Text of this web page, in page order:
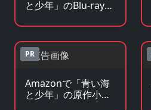
と少年」のBlu-ray・
PR
Amazonで「青い海
と少年」の原作小